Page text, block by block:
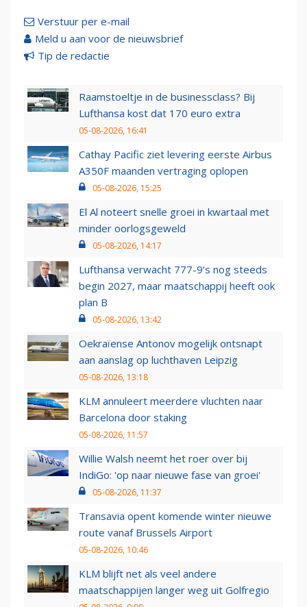
Verstuur per e-mail
Meld u aan voor de nieuwsbrief
Tip de redactie
Raamstoeltje in de businessclass? Bij
Lufthansa kost dat 170 euro extra
05-08-2026, 16:41
Cathay Pacific ziet levering eerste Airbus
A350F maanden vertraging oplopen
05-08-2026, 15:25
El Al noteert snelle groei in kwartaal met
minder oorlogsgeweld
05-08-2026, 14:17
Lufthansa verwacht 777-9’s nog steeds
begin 2027, maar maatschappij heeft ook
plan B
05-08-2026, 13:42
Oekraïense Antonov mogelijk ontsnapt
aan aanslag op luchthaven Leipzig
05-08-2026, 13:18
KLM annuleert meerdere vluchten naar
Barcelona door staking
05-08-2026, 11:57
Willie Walsh neemt het roer over bij
IndiGo: 'op naar nieuwe fase van groei'
05-08-2026, 11:37
Transavia opent komende winter nieuwe
route vanaf Brussels Airport
05-08-2026, 10:46
KLM blijft net als veel andere
maatschappijen langer weg uit Golfregio